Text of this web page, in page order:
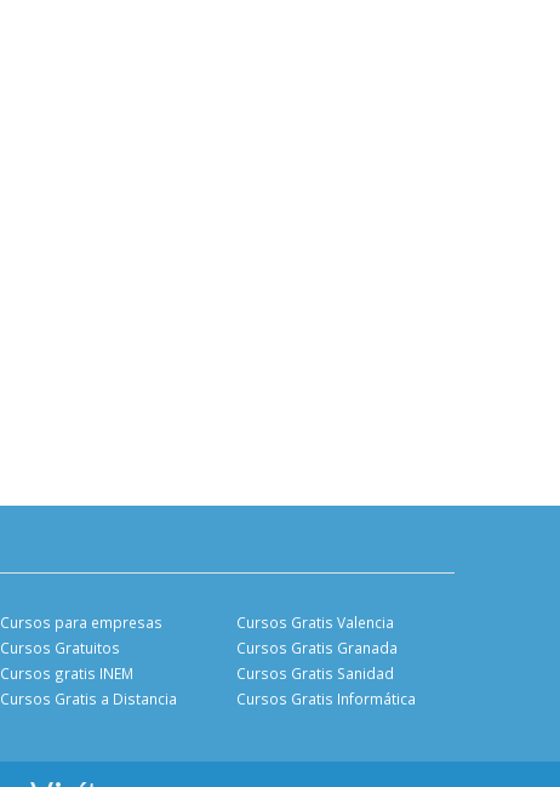
Cursos para empresas
Cursos Gratuitos
Cursos gratis INEM
Cursos Gratis a Distancia
Cursos Gratis Valencia
Cursos Gratis Granada
Cursos Gratis Sanidad
Cursos Gratis Informática